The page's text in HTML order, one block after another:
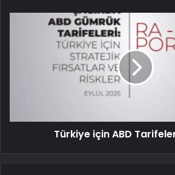
Türkiye için ABD